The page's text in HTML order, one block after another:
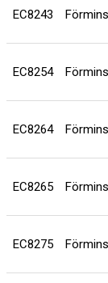
EC8243
EC8254
EC8264
EC8265
EC8275